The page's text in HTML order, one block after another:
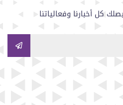
كل أخبارنا وفعالياتنا